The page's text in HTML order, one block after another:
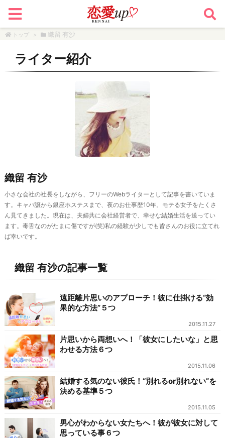
トップ > 織留 有沙
ライター紹介
織留 有沙
小さな会社の社長をしながら、フリーのWebライターとして記事を書いていま
す。キャバ譲から銀座ホステスまで、夜のお仕事歴10年。モテる女子をたくさ
ん見てきました。現在は、夫婦共に会社経営者で、幸せな結婚生活を送ってい
ます。毒舌なのがたまに傷ですが(笑)私の経験が少しでも皆さんのお役に立てれ
ば幸いです。
織留 有沙の記事一覧
遠距離片思いのアプローチ！彼に仕掛ける“効
果的な方法”５つ
2015.11.27
片思いから両想いへ！「彼女にしたいな」と思
わせる方法６つ
2015.11.06
結婚する気のない彼氏！“別れるor別れない”を
決める基準５つ
2015.11.05
男心がわからない女たちへ！彼が彼女に対して
思っている事６つ